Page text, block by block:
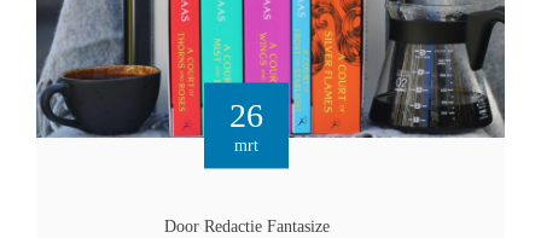
26
mrt
Door Redactie Fantasize